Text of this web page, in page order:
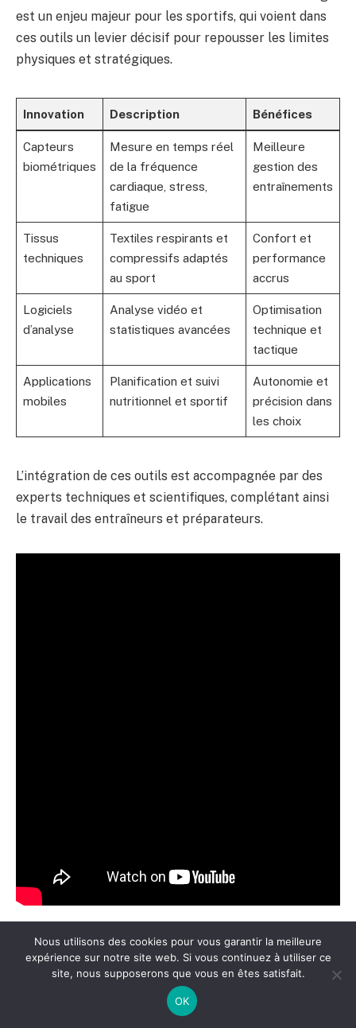
est un enjeu majeur pour les sportifs, qui voient dans
ces outils un levier décisif pour repousser les limites
physiques et stratégiques.
Innovation Description Bénéfices
Capteurs
biométriques
Mesure en temps réel
de la fréquence
cardiaque, stress,
fatigue
Meilleure
gestion des
entraînements
Tissus
techniques
Textiles respirants et
compressifs adaptés
au sport
Confort et
performance
accrus
Logiciels
d’analyse
Analyse vidéo et
statistiques avancées
Optimisation
technique et
tactique
Applications
mobiles
Planification et suivi
nutritionnel et sportif
Autonomie et
précision dans
les choix
L’intégration de ces outils est accompagnée par des
experts techniques et scientifiques, complétant ainsi
le travail des entraîneurs et préparateurs.
Les défis psychologiques et
physiques du sport de haut niveau
Le saut dans l’arène des compétitions internationales
Nous utilisons des cookies pour vous garantir la meilleure
expérience sur notre site web. Si vous continuez à utiliser ce
site, nous supposerons que vous en êtes satisfait.
OK